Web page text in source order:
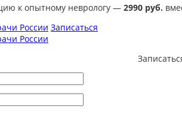
к опытному неврологу — 2990 руб.
России Записаться
России